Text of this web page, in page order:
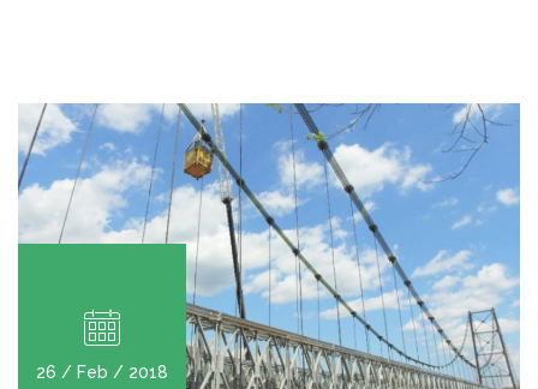
26 / Feb / 2018